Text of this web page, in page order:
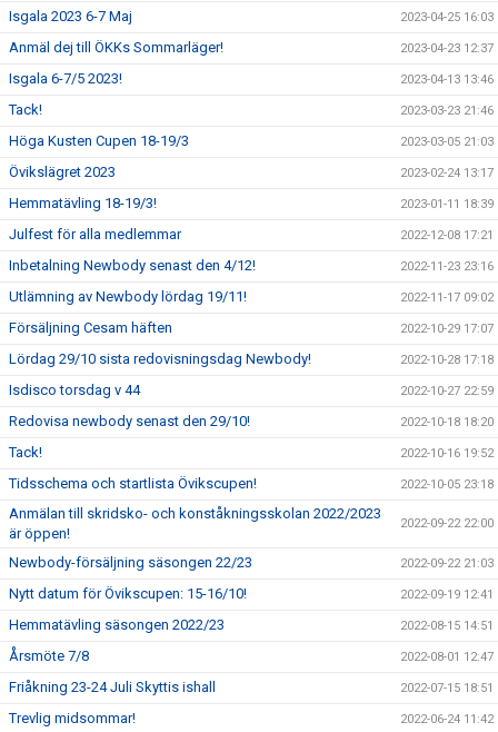
Isgala 2023 6-7 Maj 2023-04-25 16:03
Anmäl dej till ÖKKs Sommarläger! 2023-04-23 12:37
Isgala 6-7/5 2023! 2023-04-13 13:46
Tack! 2023-03-23 21:46
Höga Kusten Cupen 18-19/3 2023-03-05 21:03
Övikslägret 2023 2023-02-24 13:17
Hemmatävling 18-19/3! 2023-01-11 18:39
Julfest för alla medlemmar 2022-12-08 17:21
Inbetalning Newbody senast den 4/12! 2022-11-23 23:16
Utlämning av Newbody lördag 19/11! 2022-11-17 09:02
Försäljning Cesam häften 2022-10-29 17:07
Lördag 29/10 sista redovisningsdag Newbody! 2022-10-28 17:18
Isdisco torsdag v 44 2022-10-27 22:59
Redovisa newbody senast den 29/10! 2022-10-18 18:20
Tack! 2022-10-16 19:52
Tidsschema och startlista Övikscupen! 2022-10-05 23:18
Anmälan till skridsko- och konståkningsskolan 2022/2023
är öppen!
2022-09-22 22:00
Newbody-försäljning säsongen 22/23 2022-09-22 21:03
Nytt datum för Övikscupen: 15-16/10! 2022-09-19 12:41
Hemmatävling säsongen 2022/23 2022-08-15 14:51
Årsmöte 7/8 2022-08-01 12:47
Friåkning 23-24 Juli Skyttis ishall 2022-07-15 18:51
Trevlig midsommar! 2022-06-24 11:42